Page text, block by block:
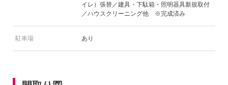
イレ）張替／建具・下駄箱・照明器具新規取付
／ハウスクリーニング他 ※完成済み
駐車場 あり